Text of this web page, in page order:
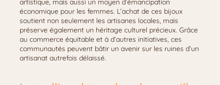
artistique, mais aussi un moyen d’émancipation
économique pour les femmes. L’achat de ces bijoux
soutient non seulement les artisanes locales, mais
préserve également un héritage culturel précieux. Grâce
au commerce équitable et à d’autres initiatives, ces
communautés peuvent bâtir un avenir sur les ruines d’un
artisanat autrefois délaissé.